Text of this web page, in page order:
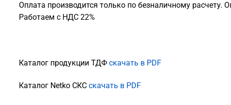
Оплата производится только по безналичному расчету.
Работаем с НДС 22%
Каталог продукции ТДФ скачать в PDF
Каталог Netko СКС скачать в PDF